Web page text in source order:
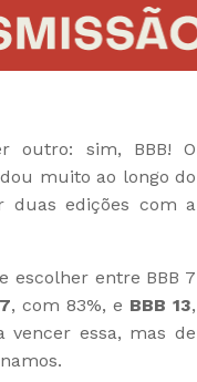
outro: sim, BBB! O
muito ao longo do
duas edições com a
escolher entre BBB 7
, com 83%, e BBB 13,
vencer essa, mas de